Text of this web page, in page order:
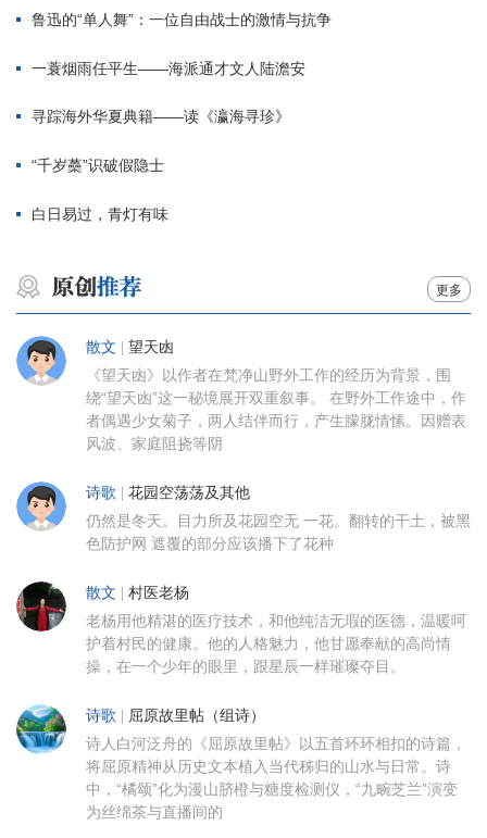
鲁迅的“单人舞”：一位自由战士的激情与抗争
一蓑烟雨任平生——海派通才文人陆澹安
寻踪海外华夏典籍——读《瀛海寻珍》
“千岁蘽”识破假隐士
白日易过，青灯有味
更多
散文 望天凼
《望天凼》以作者在梵净山野外工作的经历为背景，围
绕“望天凼”这一秘境展开双重叙事。 在野外工作途中，作
者偶遇少女菊子，两人结伴而行，产生朦胧情愫。因赠表
风波、家庭阻挠等阴
诗歌 花园空荡荡及其他
仍然是冬天。目力所及花园空无 一花。翻转的干土，被黑
色防护网 遮覆的部分应该播下了花种
散文 村医老杨
老杨用他精湛的医疗技术，和他纯洁无瑕的医德，温暖呵
护着村民的健康。他的人格魅力，他甘愿奉献的高尚情
操，在一个少年的眼里，跟星辰一样璀璨夺目。
诗歌 屈原故里帖（组诗）
诗人白河泛舟的《屈原故里帖》以五首环环相扣的诗篇，
将屈原精神从历史文本植入当代秭归的山水与日常。诗
中，“橘颂”化为漫山脐橙与糖度检测仪，“九畹芝兰”演变
为丝绵茶与直播间的